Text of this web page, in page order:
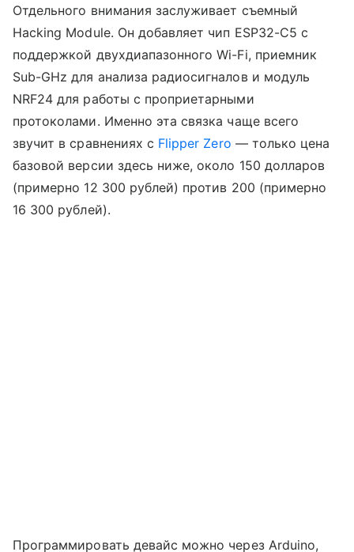
Отдельного внимания заслуживает съемный
Hacking Module. Он добавляет чип ESP32-C5 с
поддержкой двухдиапазонного Wi-Fi, приемник
Sub-GHz для анализа радиосигналов и модуль
NRF24 для работы с проприетарными
протоколами. Именно эта связка чаще всего
звучит в сравнениях с Flipper Zero — только цена
базовой версии здесь ниже, около 150 долларов
(примерно 12 300 рублей) против 200 (примерно
16 300 рублей).
Программировать девайс можно через Arduino,